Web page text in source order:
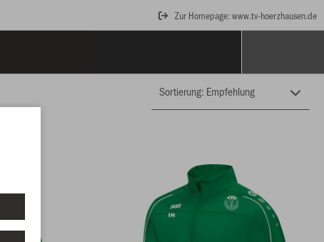
Zur Homepage: www.tv-hoerzhausen.de